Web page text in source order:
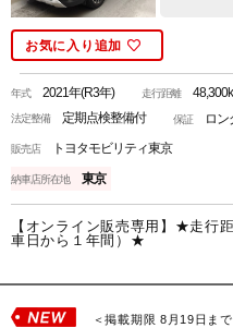
お気に入り追加
年式2021年(R3年) 走行距離
法定整備定期点検整備付 保証ロン
販売店トヨタモビリティ東京
納車店所在地東京
【オンライン販売専用】★走行
車日から１年間）★
＜掲載期限 8月19日まで